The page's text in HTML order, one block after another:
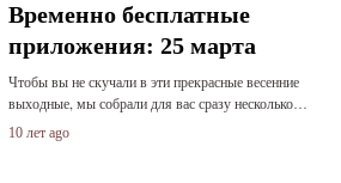
Временно бесплатные
приложения: 25 марта
Чтобы вы не скучали в эти прекрасные весенние
выходные, мы собрали для вас сразу несколько…
10 лет ago